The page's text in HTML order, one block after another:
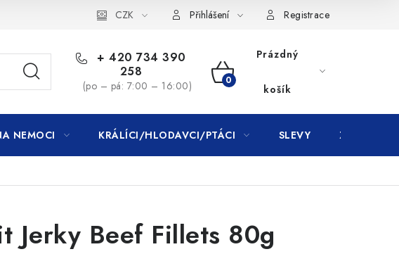
CZK Přihlášení Registrace
+ 420 734 390
258
(po – pá: 7:00 – 16:00)
NÁKUPNÍ
KOŠÍK
Prázdný
košík
NEMOCI KRÁLÍCI/HLODAVCI/PTÁCI SLEVY ZNAČKY
Jerky Beef Fillets 80g